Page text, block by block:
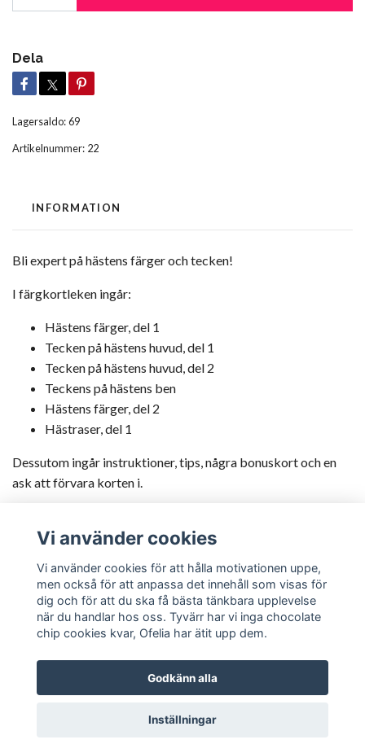
Dela
Lagersaldo:69
Artikelnummer: 22
INFORMATION
Bli expert på hästens färger och tecken!
I färgkortleken ingår:
Hästens färger, del 1
Tecken på hästens huvud, del 1
Tecken på hästens huvud, del 2
Teckens på hästens ben
Hästens färger, del 2
Hästraser, del 1
Dessutom ingår instruktioner, tips, några bonuskort och en
ask att förvara korten i.
Om Ponypedia
© 2026 PonypediaPowered by Quickbutik
Vi använder cookies
Vi använder cookies för att hålla motivationen uppe,
men också för att anpassa det innehåll som visas för
dig och för att du ska få bästa tänkbara upplevelse
när du handlar hos oss. Tyvärr har vi inga chocolate
chip cookies kvar, Ofelia har ätit upp dem.
Godkänn alla
Inställningar